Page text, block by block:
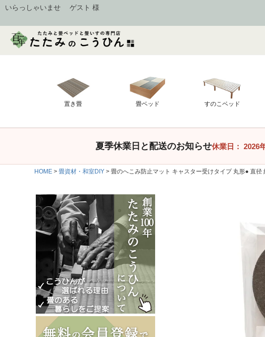
いらっしゃいませ ゲスト 様
置き畳 畳ベッド すのこベッド
夏季休業日と配送のお知らせ休業日： 2026
HOME 畳資材・和室DIY 畳のへこみ防止マット キャスター受けタイプ 丸形● 直